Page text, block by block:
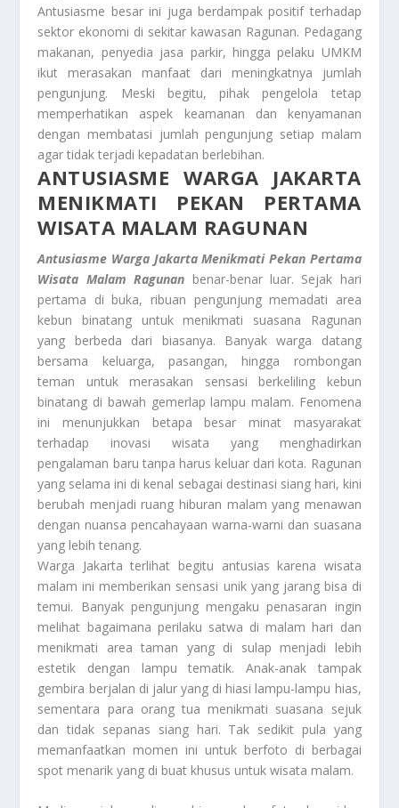
Antusiasme besar ini juga berdampak positif terhadap
sektor ekonomi di sekitar kawasan Ragunan. Pedagang
makanan, penyedia jasa parkir, hingga pelaku UMKM
ikut merasakan manfaat dari meningkatnya jumlah
pengunjung. Meski begitu, pihak pengelola tetap
memperhatikan aspek keamanan dan kenyamanan
dengan membatasi jumlah pengunjung setiap malam
agar tidak terjadi kepadatan berlebihan.
ANTUSIASME WARGA JAKARTA
MENIKMATI PEKAN PERTAMA
WISATA MALAM RAGUNAN
Antusiasme Warga Jakarta Menikmati Pekan Pertama
Wisata Malam Ragunan benar-benar luar. Sejak hari
pertama di buka, ribuan pengunjung memadati area
kebun binatang untuk menikmati suasana Ragunan
yang berbeda dari biasanya. Banyak warga datang
bersama keluarga, pasangan, hingga rombongan
teman untuk merasakan sensasi berkeliling kebun
binatang di bawah gemerlap lampu malam. Fenomena
ini menunjukkan betapa besar minat masyarakat
terhadap inovasi wisata yang menghadirkan
pengalaman baru tanpa harus keluar dari kota. Ragunan
yang selama ini di kenal sebagai destinasi siang hari, kini
berubah menjadi ruang hiburan malam yang menawan
dengan nuansa pencahayaan warna-warni dan suasana
yang lebih tenang.
Warga Jakarta terlihat begitu antusias karena wisata
malam ini memberikan sensasi unik yang jarang bisa di
temui. Banyak pengunjung mengaku penasaran ingin
melihat bagaimana perilaku satwa di malam hari dan
menikmati area taman yang di sulap menjadi lebih
estetik dengan lampu tematik. Anak-anak tampak
gembira berjalan di jalur yang di hiasi lampu-lampu hias,
sementara para orang tua menikmati suasana sejuk
dan tidak sepanas siang hari. Tak sedikit pula yang
memanfaatkan momen ini untuk berfoto di berbagai
spot menarik yang di buat khusus untuk wisata malam.